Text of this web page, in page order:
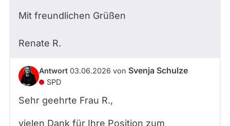
Mit freundlichen Grüßen
Renate R.
Antwort 03.06.2026 von Svenja Schulze
SPD
Sehr geehrte Frau R.,
vielen Dank für Ihre Position zum